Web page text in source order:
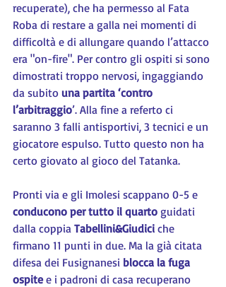
recuperate), che ha permesso al Fata
Roba di restare a galla nei momenti di
difficoltà e di allungare quando l’attacco
era "on-fire". Per contro gli ospiti si sono
dimostrati troppo nervosi, ingaggiando
da subito una partita ‘contro
l’arbitraggio’. Alla fine a referto ci
saranno 3 falli antisportivi, 3 tecnici e un
giocatore espulso. Tutto questo non ha
certo giovato al gioco del Tatanka.
Pronti via e gli Imolesi scappano 0-5 e
conducono per tutto il quarto guidati
dalla coppia Tabellini&Giudici che
firmano 11 punti in due. Ma la già citata
difesa dei Fusignanesi blocca la fuga
ospite e i padroni di casa recuperano